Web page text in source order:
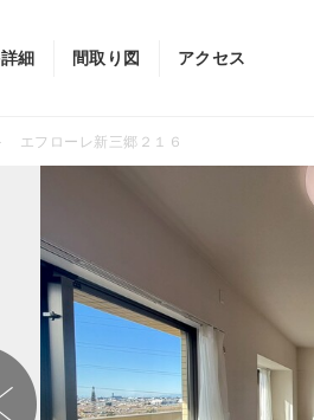
細 間取り図 アクセス
エフローレ新三郷２１６